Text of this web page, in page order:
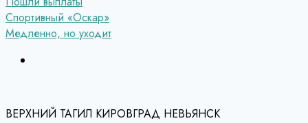
Спортивный «Оскар»
Медленно, но уходит
ВЕРХНИЙ ТАГИЛ КИРОВГРАД НЕВЬЯНСК